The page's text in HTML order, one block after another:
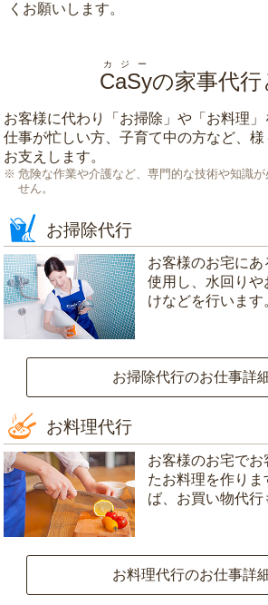
くお願いします。
CaSy
カジー
の家事代行
お客様に代わり「 お掃除 」や「 お料理
仕事が忙しい方、子育て中の方など、
お支えします。
危険な作業や介護など、専門的な技術や知識
せん。
お掃除代行
お客様のお宅に
使用し、水回り
けなどを行います
お掃除代行のお仕事詳
お料理代行
お客様のお宅で
たお料理を作り
ば、お買い物代行
お料理代行のお仕事詳